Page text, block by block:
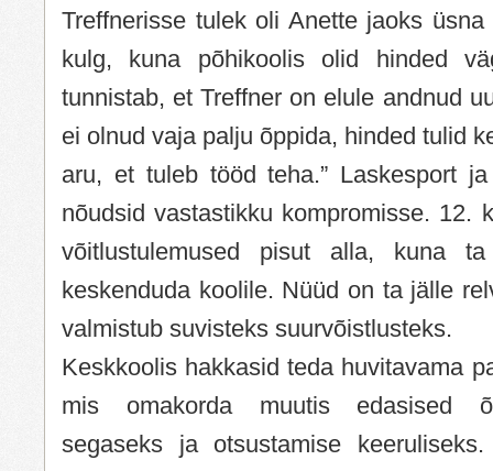
Treffnerisse tulek oli Anette jaoks
kulg, kuna põhikoolis olid hinded
tunnistab, et Treffner on elule andnud
ei olnud vaja palju õppida, hinded tulid
aru, et tuleb tööd teha.” Laskesport
nõudsid vastastikku kompromisse. 12.
võitlustulemused pisut alla, kuna
keskenduda koolile. Nüüd on ta jälle
valmistub suvisteks suurvõistlusteks.
Keskkoolis hakkasid teda huvitavama
mis omakorda muutis edasised
segaseks ja otsustamise